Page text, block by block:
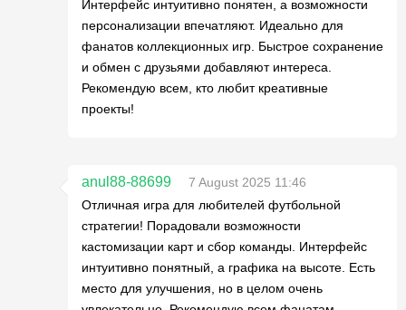
Интерфейс интуитивно понятен, а возможности
персонализации впечатляют. Идеально для
фанатов коллекционных игр. Быстрое сохранение
и обмен с друзьями добавляют интереса.
Рекомендую всем, кто любит креативные
проекты!
anul88-88699
7 August 2025 11:46
Отличная игра для любителей футбольной
стратегии! Порадовали возможности
кастомизации карт и сбор команды. Интерфейс
интуитивно понятный, а графика на высоте. Есть
место для улучшения, но в целом очень